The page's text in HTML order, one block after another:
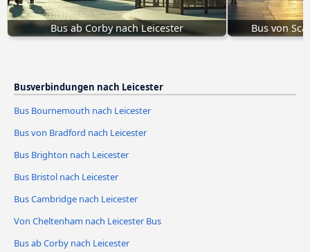
Bus ab Corby nach Leicester Bus von
Busverbindungen nach Leicester
Bus Bournemouth nach Leicester
Bus von Bradford nach Leicester
Bus Brighton nach Leicester
Bus Bristol nach Leicester
Bus Cambridge nach Leicester
Von Cheltenham nach Leicester Bus
Bus ab Corby nach Leicester